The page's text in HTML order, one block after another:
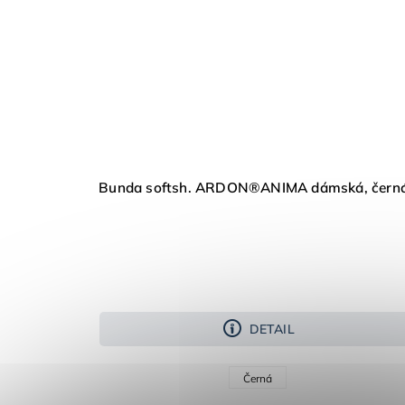
Bunda softsh. ARDON®ANIMA dámská,
DETAIL
Černá